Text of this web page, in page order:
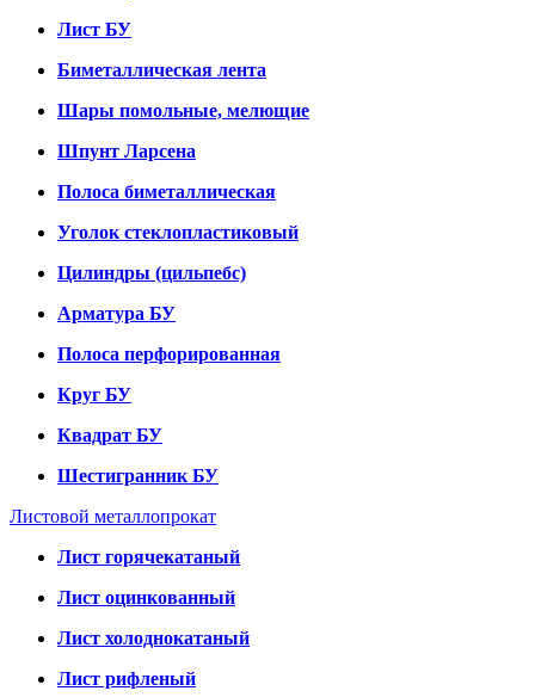
Лист БУ
Биметаллическая лента
Шары помольные, мелющие
Шпунт Ларсена
Полоса биметаллическая
Уголок стеклопластиковый
Цилиндры (цильпебс)
Арматура БУ
Полоса перфорированная
Круг БУ
Квадрат БУ
Шестигранник БУ
Листовой металлопрокат
Лист горячекатаный
Лист оцинкованный
Лист холоднокатаный
Лист рифленый